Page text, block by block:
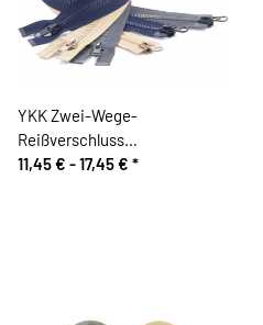
YKK Zwei-Wege-
Reißverschluss
Kunststoffzahn
11,45 € -17,45 € *